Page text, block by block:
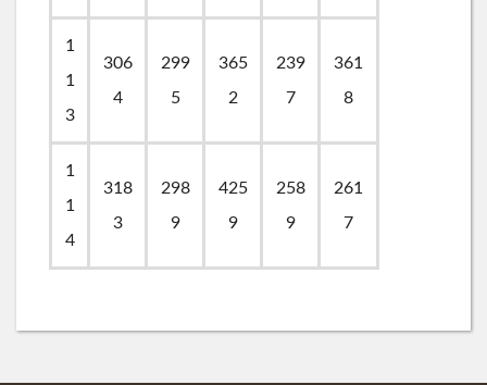
1
1
3
306
4
299
5
365
2
239
7
361
8
1
1
4
318
3
298
9
425
9
258
9
261
7